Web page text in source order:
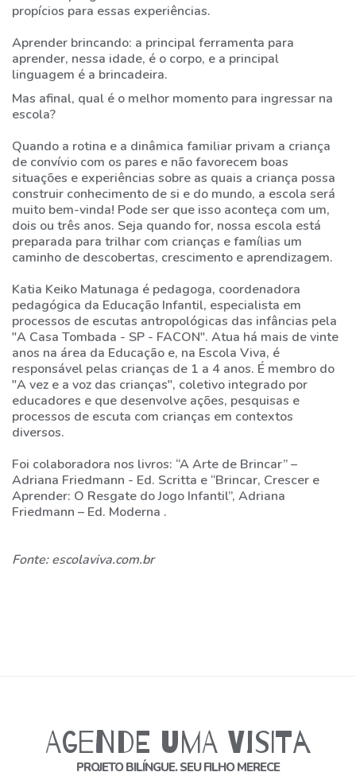
propícios para essas experiências.
Aprender brincando: a principal ferramenta para
aprender, nessa idade, é o corpo, e a principal
linguagem é a brincadeira.
Mas afinal, qual é o melhor momento para ingressar na
escola?
Quando a rotina e a dinâmica familiar privam a criança
de convívio com os pares e não favorecem boas
situações e experiências sobre as quais a criança possa
construir conhecimento de si e do mundo, a escola será
muito bem-vinda! Pode ser que isso aconteça com um,
dois ou três anos. Seja quando for, nossa escola está
preparada para trilhar com crianças e famílias um
caminho de descobertas, crescimento e aprendizagem.
Katia Keiko Matunaga é pedagoga, coordenadora
pedagógica da Educação Infantil, especialista em
processos de escutas antropológicas das infâncias pela
"A Casa Tombada - SP - FACON". Atua há mais de vinte
anos na área da Educação e, na Escola Viva, é
responsável pelas crianças de 1 a 4 anos. É membro do
"A vez e a voz das crianças", coletivo integrado por
educadores e que desenvolve ações, pesquisas e
processos de escuta com crianças em contextos
diversos.
Foi colaboradora nos livros: “A Arte de Brincar” –
Adriana Friedmann - Ed. Scritta e “Brincar, Crescer e
Aprender: O Resgate do Jogo Infantil”, Adriana
Friedmann – Ed. Moderna .
Fonte: escolaviva.com.br
Agende uma Visita
PROJETO BILÍNGUE. SEU FILHO MERECE